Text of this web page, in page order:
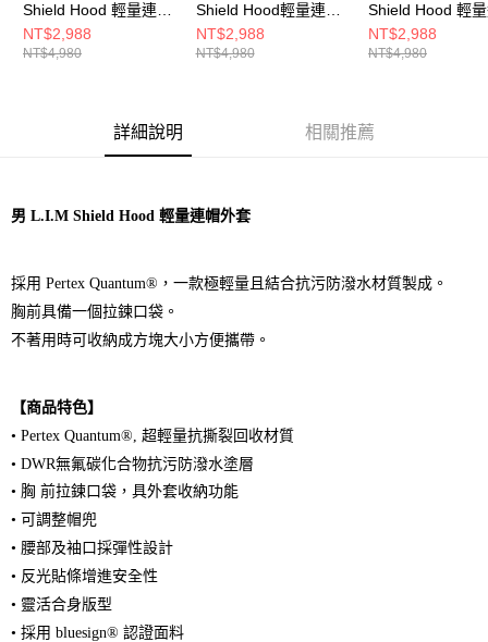
Shield Hood 輕量連帽
外套 塔恩藍
NT$2,988
NT$4,980
Shield Hood輕量連帽
外套 北歐藍/磁鐵色
NT$2,988
NT$4,980
Shield Hood 輕
外套 鮮粉
NT$2,988
NT$4,980
詳細說明 相關推薦
男 L.I.M Shield Hood 輕量連帽外套
採用 Pertex Quantum®， 一款極輕量且結合抗污防潑水材質製成。
胸前具備一個拉鍊口袋。
不著用時可收納成方塊大小方便攜帶。
【商品特色】
• Pertex Quantum®, 超輕量抗撕裂回收材質
• DWR無氟碳化合物抗污防潑水塗層
• 胸 前拉鍊口袋，具外套收納功能
• 可調整帽兜
• 腰部及袖口採彈性設計
• 反光貼條增進安全性
• 靈活合身版型
• 採用 bluesign® 認證面料